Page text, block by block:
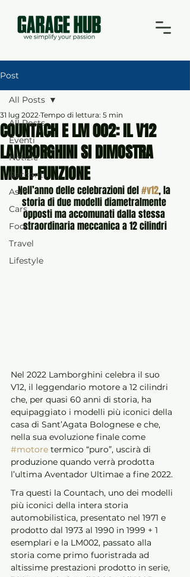
Post
All Posts
Eventi
Notizie
Racconti
Aste
Cars
Food
Travel
Lifestyle
All Posts
COUNTACH E LM 002: IL V12
LAMBORGHINI SI DIMOSTRA
MULTI-FUNZIONE
31 lug 2022 Tempo di lettura: 5 min
Nell’anno delle celebrazioni del #v12, la
storia di due modelli diametralmente
opposti ma accomunati dalla stessa
straordinaria meccanica a 12 cilindri
Nel 2022 Lamborghini celebra il suo
V12, il leggendario motore a 12 cilindri
che, per quasi 60 anni di storia, ha
equipaggiato i modelli più iconici della
casa di Sant’Agata Bolognese e che,
nella sua evoluzione finale come
#motore termico “puro”, uscirà di
produzione quando verrà prodotta
l’ultima Aventador Ultimae a fine 2022.
Tra questi la Countach, uno dei modelli
più iconici della intera storia
automobilistica, presentato nel 1971 e
prodotto dal 1973 al 1990 in 1999 + 1
esemplari e la LM002, passato alla
storia come primo fuoristrada ad
altissime prestazioni prodotto in serie,